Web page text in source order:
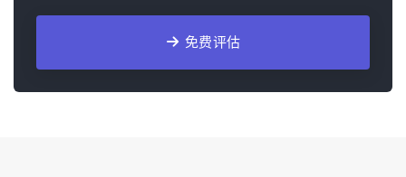
免费评估